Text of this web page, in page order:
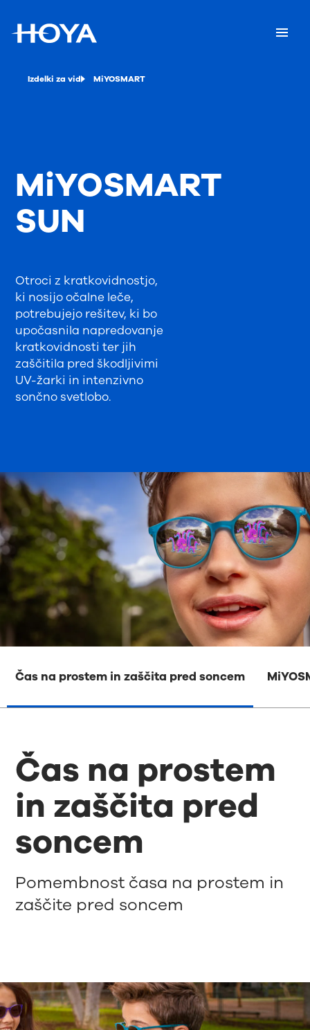
Izdelki za vid MiYOSMART
Otroci z kratkovidnostjo,
ki nosijo očalne leče,
potrebujejo rešitev, ki bo
upočasnila napredovanje
kratkovidnosti ter jih
zaščitila pred škodljivimi
UV-žarki in intenzivno
sončno svetlobo.
MiYOSMART
SUN
Čas na prostem in zaščita pred soncem
Čas na prostem
in zaščita pred
soncem
Pomembnost časa na prostem in
zaščite pred soncem